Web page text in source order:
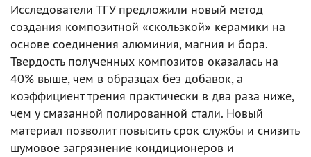
Исследователи ТГУ предложили новый метод
создания композитной «скользкой» керамики на
основе соединения алюминия, магния и бора.
Твердость полученных композитов оказалась на
40% выше, чем в образцах без добавок, а
коэффициент трения практически в два раза ниже,
чем у смазанной полированной стали. Новый
материал позволит повысить срок службы и снизить
шумовое загрязнение кондиционеров и